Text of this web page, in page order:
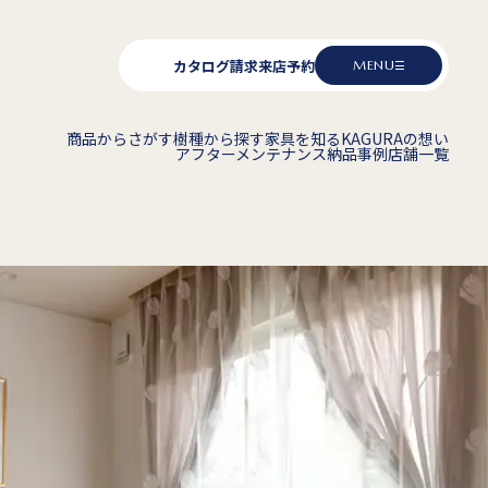
カタログ請求来店予約 MENU
商品からさがす樹種から探す家具を知るKAGURAの想い
アフターメンテナンス納品事例店舗一覧